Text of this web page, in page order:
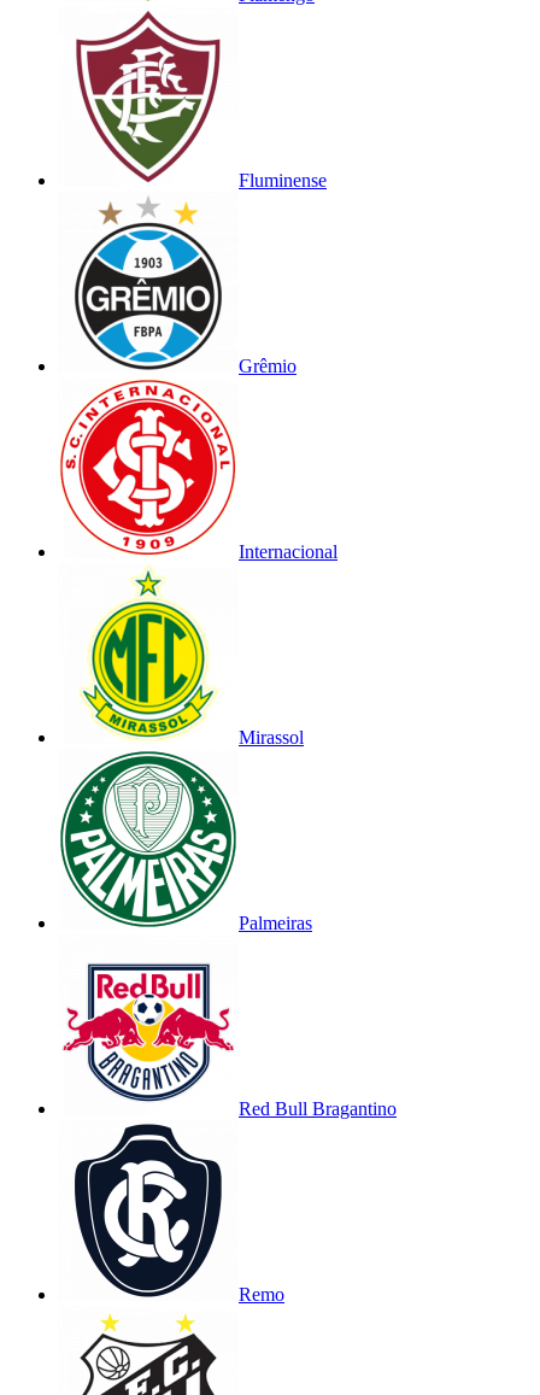
Fluminense
Grêmio
Internacional
Mirassol
Palmeiras
Red Bull Bragantino
Remo